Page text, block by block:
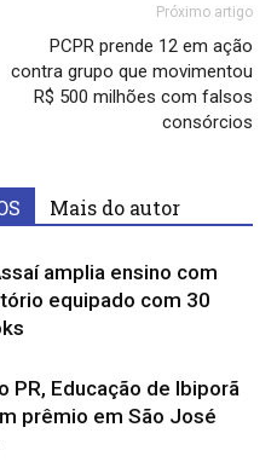
Próximo artigo
PCPR prende 12 em ação
contra grupo que movimentou
R$ 500 milhões com falsos
consórcios
Mais do autor
amplia ensino com
equipado com 30
PR, Educação de Ibiporã
prêmio em São José